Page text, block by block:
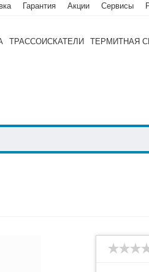
Гарантия Акции Сервисы
ТРАССОИСКАТЕЛИ ТЕРМИТНАЯ